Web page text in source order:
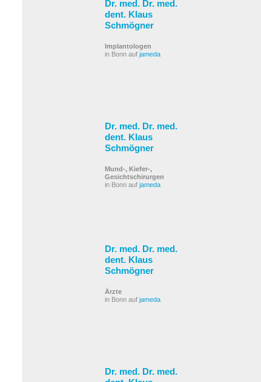
Dr. med. Dr. med.
dent. Klaus
Schmögner
Implantologen
in Bonn auf jameda
Dr. med. Dr. med.
dent. Klaus
Schmögner
Mund-, Kiefer-,
Gesichtschirurgen
in Bonn auf jameda
Dr. med. Dr. med.
dent. Klaus
Schmögner
Ärzte
in Bonn auf jameda
Dr. med. Dr. med.